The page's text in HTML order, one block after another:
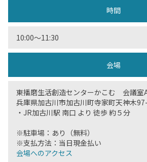
時間
10:00〜11:30
会場
東播磨生活創造センターかこむ 会議室
兵庫県加古川市加古川町寺家町天神木
・JR加古川駅 南口 より 徒歩 約５分
※駐車場：あり（無料）
※支払方法：当日現金払い
会場へのアクセス